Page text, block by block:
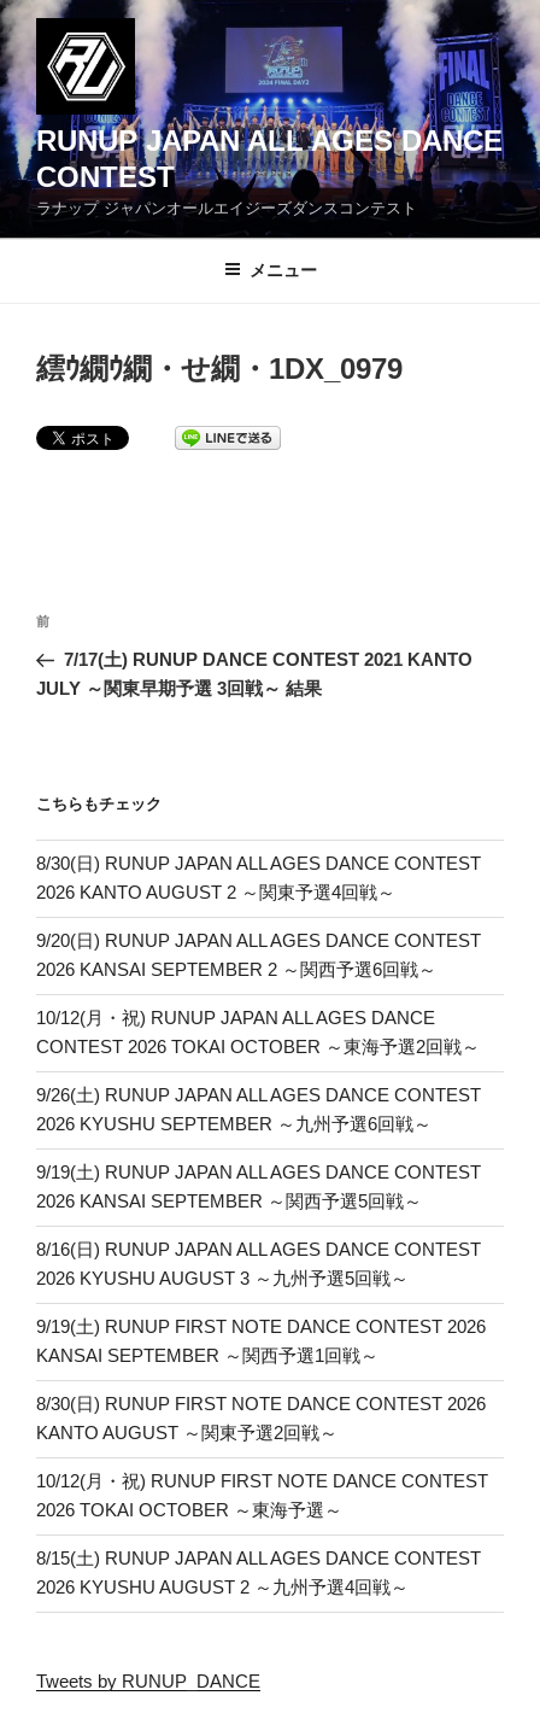
コ
ン
テ
ン
ツ
へ
ス
ッ
RUNUP JAPAN ALL AGES DANCE
CONTEST
ラナップ ジャパンオールエイジーズダンスコンテスト
メニュー
繧ｳ繝ｳ繝・せ繝・1DX_0979
投
ナ
シ
ョ
ン
前
の
投
前
7/17(土) RUNUP DANCE CONTEST 2021 KANTO
JULY ～関東早期予選 3回戦～ 結果
こちらもチェック
8/30(日) RUNUP JAPAN ALL AGES DANCE CONTEST
2026 KANTO AUGUST 2 ～関東予選4回戦～
9/20(日) RUNUP JAPAN ALL AGES DANCE CONTEST
2026 KANSAI SEPTEMBER 2 ～関西予選6回戦～
10/12(月・祝) RUNUP JAPAN ALL AGES DANCE
CONTEST 2026 TOKAI OCTOBER ～東海予選2回戦～
9/26(土) RUNUP JAPAN ALL AGES DANCE CONTEST
2026 KYUSHU SEPTEMBER ～九州予選6回戦～
9/19(土) RUNUP JAPAN ALL AGES DANCE CONTEST
2026 KANSAI SEPTEMBER ～関西予選5回戦～
8/16(日) RUNUP JAPAN ALL AGES DANCE CONTEST
2026 KYUSHU AUGUST 3 ～九州予選5回戦～
9/19(土) RUNUP FIRST NOTE DANCE CONTEST 2026
KANSAI SEPTEMBER ～関西予選1回戦～
8/30(日) RUNUP FIRST NOTE DANCE CONTEST 2026
KANTO AUGUST ～関東予選2回戦～
10/12(月・祝) RUNUP FIRST NOTE DANCE CONTEST
2026 TOKAI OCTOBER ～東海予選～
8/15(土) RUNUP JAPAN ALL AGES DANCE CONTEST
2026 KYUSHU AUGUST 2 ～九州予選4回戦～
Tweets by RUNUP_DANCE